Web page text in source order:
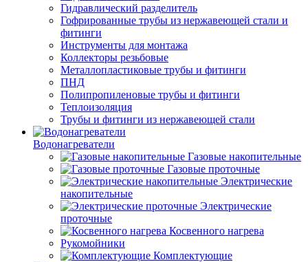
Гидравлический разделитель
Гофрированные трубы из нержавеющей стали и
фитинги
Инструменты для монтажа
Коллекторы резьбовые
Металлопластиковые трубы и фитинги
ПНД
Полипропиленовые трубы и фитинги
Теплоизоляция
Трубы и фитинги из нержавеющей стали
Водонагреватели
Газовые накопительные
Газовые проточные
Электрические
накопительные
Электрические
проточные
Косвенного нагрева
Рукомойники
Комплектующие